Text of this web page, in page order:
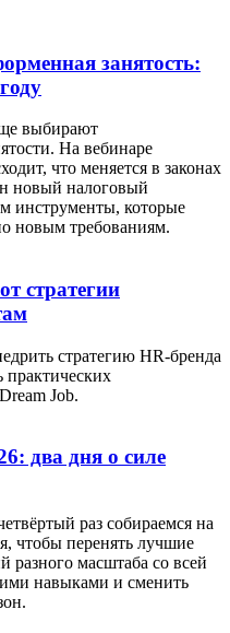
занятость:
выбирают
На вебинаре
что меняется в законах
новый налоговый
инструменты, которые
новым требованиям.
стратегии
стратегию HR-бренда
практических
Job.
два дня о силе
раз собираемся на
чтобы перенять лучшие
разного масштаба со всей
навыками и сменить